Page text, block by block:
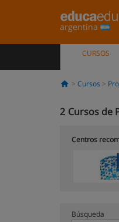
argentina
CURSOS
Cursos
2 Cursos de
Centros
Búsqueda